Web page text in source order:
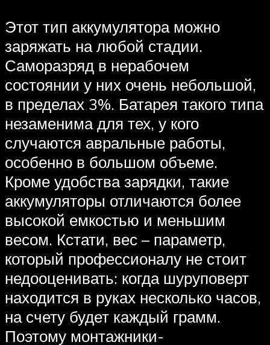
Этот тип аккумулятора можно
заряжать на любой стадии.
Саморазряд в нерабочем
состоянии у них очень небольшой,
в пределах 3%. Батарея такого типа
незаменима для тех, у кого
случаются авральные работы,
особенно в большом объеме.
Кроме удобства зарядки, такие
аккумуляторы отличаются более
высокой емкостью и меньшим
весом. Кстати, вес – параметр,
который профессионалу не стоит
недооценивать: когда шуруповерт
находится в руках несколько часов,
на счету будет каждый грамм.
Поэтому монтажники-